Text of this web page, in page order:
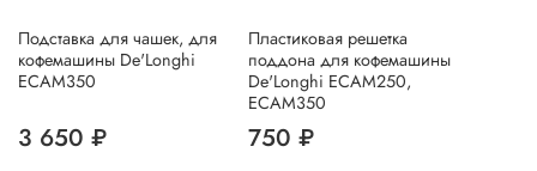
Подставка для чашек, для
кофемашины De'Longhi
ECAM350
3 650 ₽
Пластиковая решетка
поддона для кофемашины
De'Longhi ECAM250,
ECAM350
750 ₽